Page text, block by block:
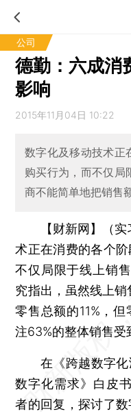
公司
德勤：六成消
影响
2015年11月04日 10:22
数字化及移动技术正
购买行为，而不仅局
商不能简单地把销售
【财新网】（
术正在消费的各个
不仅局限于线上销
究指出，虽然线上
零售总额的11%，
注63%的整体销售受
在《跨越数字化
数字化需求》白皮
者的回复，探讨了